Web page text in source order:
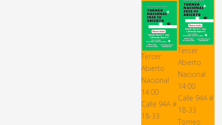
Tercer
Abierto
Nacional
14:00
Calle 94A #
18-33
Tercer
Abierto
Nacional
14:00
Calle 94A #
18-33
Torneo